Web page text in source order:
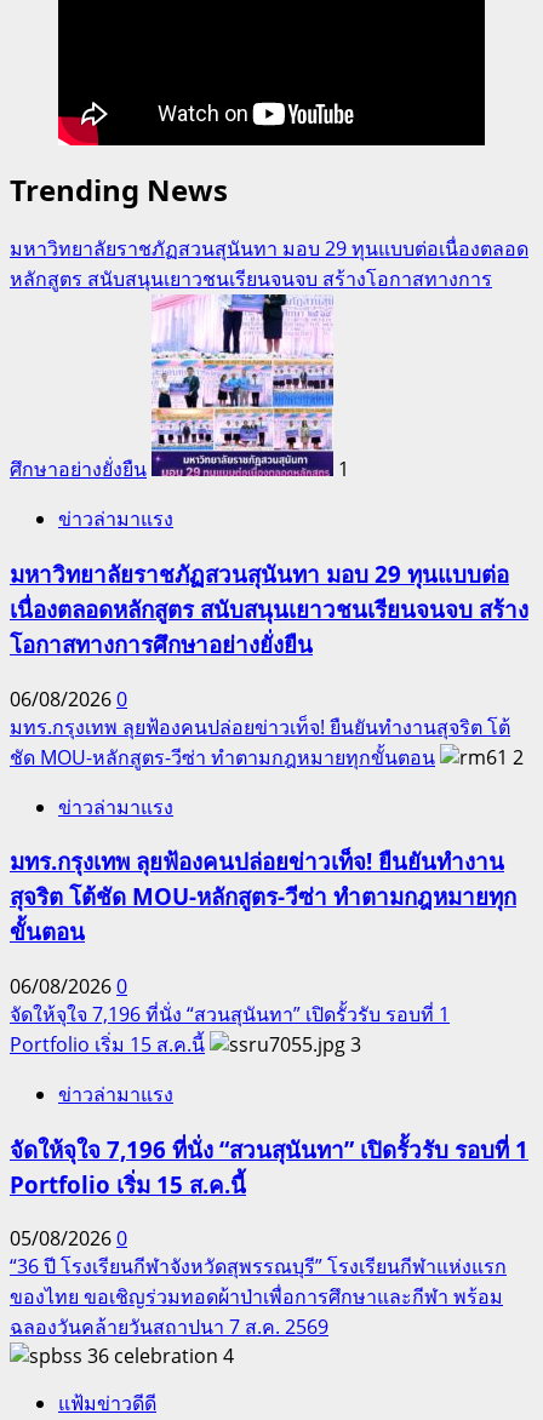
Trending News
มหาวิทยาลัยราชภัฏสวนสุนันทา มอบ 29 ทุนแบบต่อเนื่องตลอด
หลักสูตร สนับสนุนเยาวชนเรียนจนจบ สร้างโอกาสทางการ
ศึกษาอย่างยั่งยืน
1
ข่าวล่ามาแรง
มหาวิทยาลัยราชภัฏสวนสุนันทา มอบ 29 ทุนแบบต่อ
เนื่องตลอดหลักสูตร สนับสนุนเยาวชนเรียนจนจบ สร้าง
โอกาสทางการศึกษาอย่างยั่งยืน
06/08/20260
มทร.กรุงเทพ ลุยฟ้องคนปล่อยข่าวเท็จ! ยืนยันทำงานสุจริต โต้
ชัด MOU-หลักสูตร-วีซ่า ทำตามกฎหมายทุกขั้นตอน
2
ข่าวล่ามาแรง
มทร.กรุงเทพ ลุยฟ้องคนปล่อยข่าวเท็จ! ยืนยันทำงาน
สุจริต โต้ชัด MOU-หลักสูตร-วีซ่า ทำตามกฎหมายทุก
ขั้นตอน
06/08/20260
จัดให้จุใจ 7,196 ที่นั่ง “สวนสุนันทา” เปิดรั้วรับ รอบที่ 1
Portfolio เริ่ม 15 ส.ค.นี้
3
ข่าวล่ามาแรง
จัดให้จุใจ 7,196 ที่นั่ง “สวนสุนันทา” เปิดรั้วรับ รอบที่ 1
Portfolio เริ่ม 15 ส.ค.นี้
05/08/20260
“36 ปี โรงเรียนกีฬาจังหวัดสุพรรณบุรี” โรงเรียนกีฬาแห่งแรก
ของไทย ขอเชิญร่วมทอดผ้าป่าเพื่อการศึกษาและกีฬา พร้อม
ฉลองวันคล้ายวันสถาปนา 7 ส.ค. 2569
4
แฟ้มข่าวดีดี